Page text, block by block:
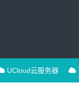
UCloud云服务器